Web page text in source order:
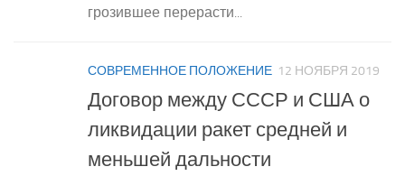
грозившее перерасти...
СОВРЕМЕННОЕ ПОЛОЖЕНИЕ 12 НОЯБРЯ 2019
Договор между СССР и США о
ликвидации ракет средней и
меньшей дальности